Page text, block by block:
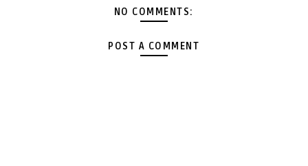
NO COMMENTS:
POST A COMMENT